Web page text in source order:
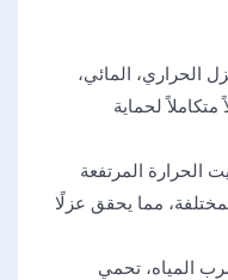
الحراري، المائي،
لحماية
الحرارة المرتفعة
مما يحقق عزلًا
المياه، تحمي